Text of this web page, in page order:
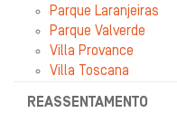
Parque Laranjeiras
Parque Valverde
Villa Provance
Villa Toscana
REASSENTAMENTO